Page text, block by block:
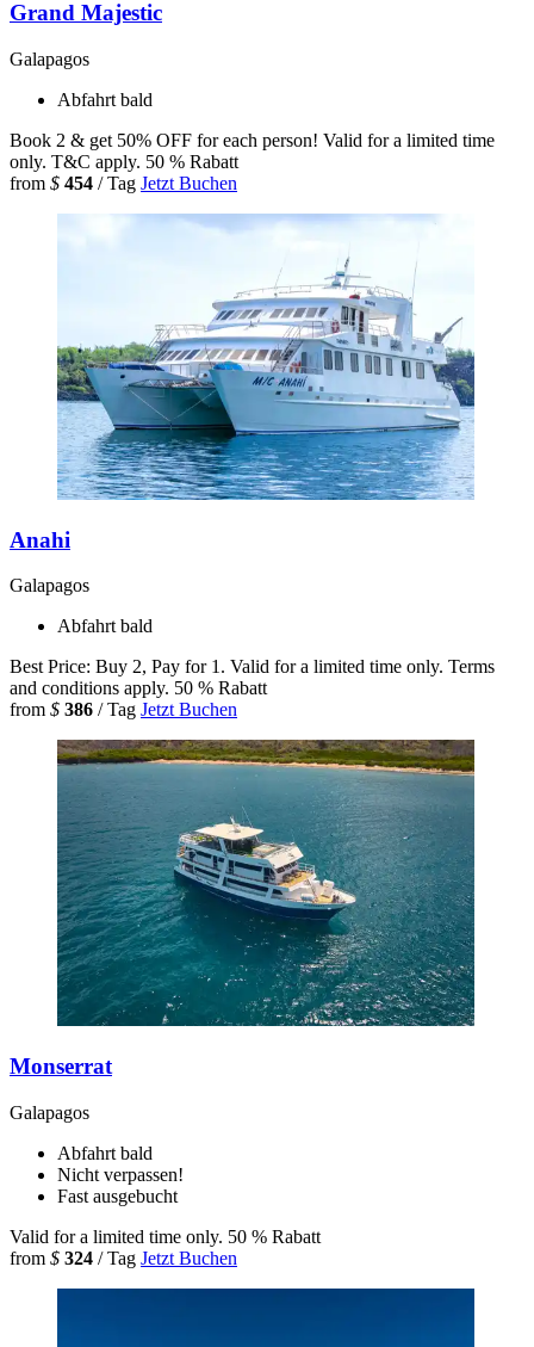
Grand Majestic
Galapagos
Abfahrt bald
Book 2 & get 50% OFF for each person! Valid for a limited time
only. T&C apply. 50 % Rabatt
from $ 454 / Tag Jetzt Buchen
Anahi
Galapagos
Abfahrt bald
Best Price: Buy 2, Pay for 1. Valid for a limited time only. Terms
and conditions apply. 50 % Rabatt
from $ 386 / Tag Jetzt Buchen
Monserrat
Galapagos
Abfahrt bald
Nicht verpassen!
Fast ausgebucht
Valid for a limited time only. 50 % Rabatt
from $ 324 / Tag Jetzt Buchen